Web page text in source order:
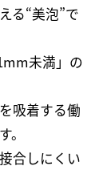
る“美泡”で
未満」の
吸着する働
合しにくい